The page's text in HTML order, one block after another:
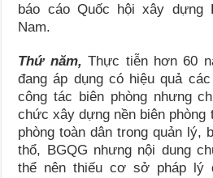
báo cáo Quốc hội xây dựng
Nam.
Thứ năm, Thực tiễn hơn 60
đang áp dụng có hiệu quả
công tác biên phòng nhưng
chức xây dựng nền biên phòng
phòng toàn dân trong quản lý,
thổ, BGQG nhưng nội dung
thể nên thiếu cơ sở pháp lý